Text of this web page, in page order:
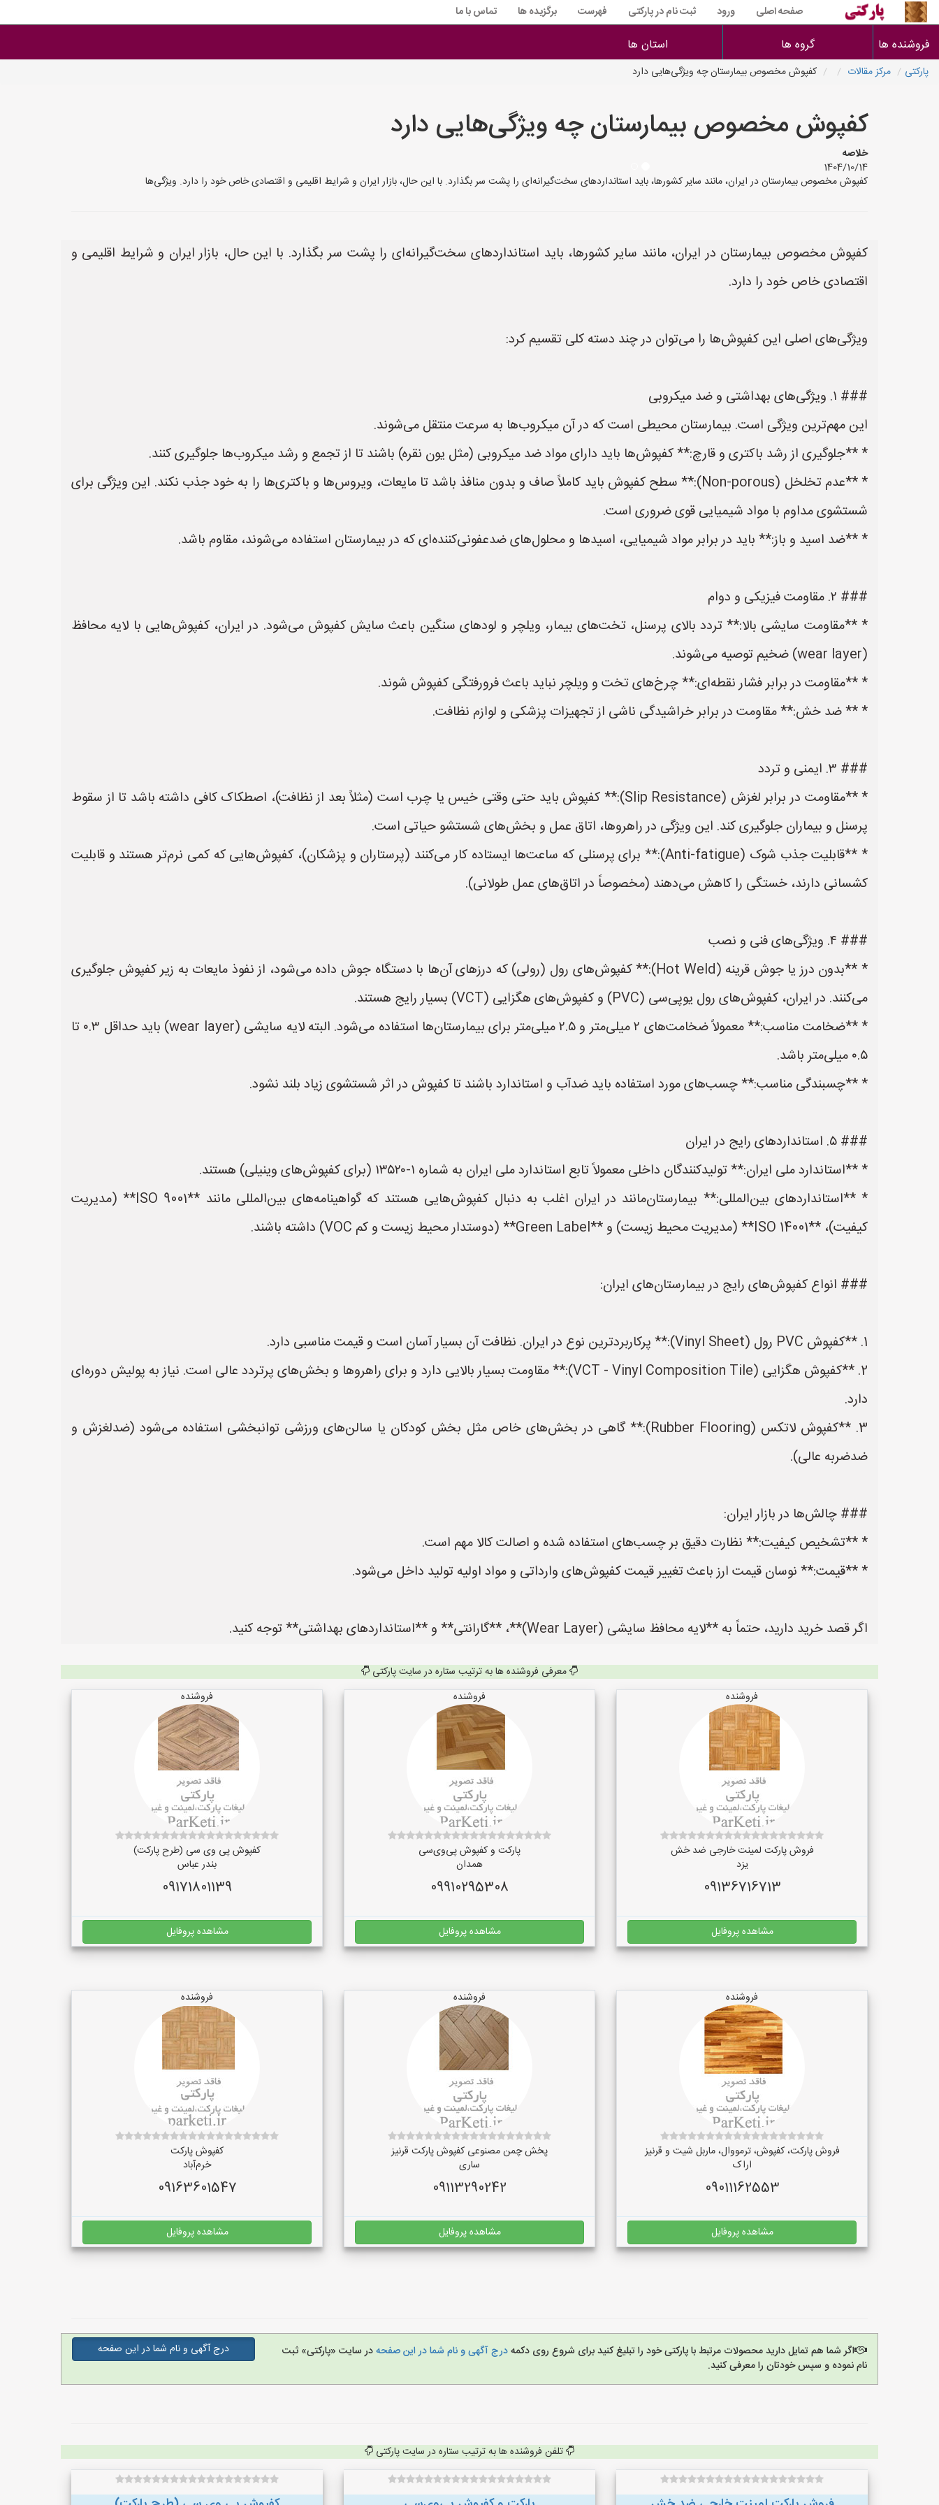
صفحه اصلی ورود ثبت نام در پارکتی فهرست برگزیده ها تماس با ما
فروشنده ها گروه ها استان ها
پارکتی مرکز مقالات کفپوش مخصوص بیمارستان چه ویژگی‌هایی دارد
کفپوش مخصوص بیمارستان چه ویژگی‌هایی دارد
خلاصه
1404/10/14
کفپوش مخصوص بیمارستان در ایران، مانند سایر کشورها، باید استانداردهای سخت‌گیرانه‌ای را پشت سر بگذارد. با این حال، بازار ایران و شرایط اقلیمی و اقتصادی خاص خود را دارد. ویژگی‌ها
کفپوش مخصوص بیمارستان در ایران، مانند سایر کشورها، باید استانداردهای سخت‌گیرانه‌ای را پشت سر بگذارد. با این حال، بازار ایران و شرایط اقلیمی و
اقتصادی خاص خود را دارد.
ویژگی‌های اصلی این کفپوش‌ها را می‌توان در چند دسته کلی تقسیم کرد:
### ۱. ویژگی‌های بهداشتی و ضد میکروبی
این مهم‌ترین ویژگی است. بیمارستان محیطی است که در آن میکروب‌ها به سرعت منتقل می‌شوند.
* **جلوگیری از رشد باکتری و قارچ:** کفپوش‌ها باید دارای مواد ضد میکروبی (مثل یون نقره) باشند تا از تجمع و رشد میکروب‌ها جلوگیری کنند.
* **عدم تخلخل (Non-porous):** سطح کفپوش باید کاملاً صاف و بدون منافذ باشد تا مایعات، ویروس‌ها و باکتری‌ها را به خود جذب نکند. این ویژگی برای
شستشوی مداوم با مواد شیمیایی قوی ضروری است.
* **ضد اسید و باز:** باید در برابر مواد شیمیایی، اسیدها و محلول‌های ضدعفونی‌کننده‌ای که در بیمارستان استفاده می‌شوند، مقاوم باشد.
### ۲. مقاومت فیزیکی و دوام
* **مقاومت سایشی بالا:** تردد بالای پرسنل، تخت‌های بیمار، ویلچر و لودهای سنگین باعث سایش کفپوش می‌شود. در ایران، کفپوش‌هایی با لایه محافظ
(wear layer) ضخیم توصیه می‌شوند.
* **مقاومت در برابر فشار نقطه‌ای:** چرخ‌های تخت و ویلچر نباید باعث فرورفتگی کفپوش شوند.
* ** ضد خش:** مقاومت در برابر خراشیدگی ناشی از تجهیزات پزشکی و لوازم نظافت.
### ۳. ایمنی و تردد
* **مقاومت در برابر لغزش (Slip Resistance):** کفپوش باید حتی وقتی خیس یا چرب است (مثلاً بعد از نظافت)، اصطکاک کافی داشته باشد تا از سقوط
پرسنل و بیماران جلوگیری کند. این ویژگی در راهروها، اتاق عمل و بخش‌های شستشو حیاتی است.
* **قابلیت جذب شوک (Anti-fatigue):** برای پرسنلی که ساعت‌ها ایستاده کار می‌کنند (پرستاران و پزشکان)، کفپوش‌هایی که کمی نرم‌تر هستند و قابلیت
کشسانی دارند، خستگی را کاهش می‌دهند (مخصوصاً در اتاق‌های عمل طولانی).
### ۴. ویژگی‌های فنی و نصب
* **بدون درز یا جوش قرینه (Hot Weld):** کفپوش‌های رول (رولی) که درزهای آن‌ها با دستگاه جوش داده می‌شود، از نفوذ مایعات به زیر کفپوش جلوگیری
می‌کنند. در ایران، کفپوش‌های رول یوپی‌سی (PVC) و کفپوش‌های هگزایی (VCT) بسیار رایج هستند.
* **ضخامت مناسب:** معمولاً ضخامت‌های ۲ میلی‌متر و ۲.۵ میلی‌متر برای بیمارستان‌ها استفاده می‌شود. البته لایه سایشی (wear layer) باید حداقل ۰.۳ تا
۰.۵ میلی‌متر باشد.
* **چسبندگی مناسب:** چسب‌های مورد استفاده باید ضدآب و استاندارد باشند تا کفپوش در اثر شستشوی زیاد بلند نشود.
### ۵. استانداردهای رایج در ایران
* **استاندارد ملی ایران:** تولیدکنندگان داخلی معمولاً تابع استاندارد ملی ایران به شماره ۱-۱۳۵۲۰ (برای کفپوش‌های وینیلی) هستند.
* **استانداردهای بین‌المللی:** بیمارستان‌مانند در ایران اغلب به دنبال کفپوش‌هایی هستند که گواهینامه‌های بین‌المللی مانند **ISO 9001** (مدیریت
کیفیت)، **ISO 14001** (مدیریت محیط زیست) و **Green Label** (دوستدار محیط زیست و کم‌ VOC) داشته باشند.
### انواع کفپوش‌های رایج در بیمارستان‌های ایران:
1. **کفپوش PVC رول (Vinyl Sheet):** پرکاربردترین نوع در ایران. نظافت آن بسیار آسان است و قیمت مناسبی دارد.
2. **کفپوش هگزایی (VCT - Vinyl Composition Tile):** مقاومت بسیار بالایی دارد و برای راهروها و بخش‌های پرتردد عالی است. نیاز به پولیش دوره‌ای
دارد.
3. **کفپوش لاتکس (Rubber Flooring):** گاهی در بخش‌های خاص مثل بخش کودکان یا سالن‌های ورزشی توانبخشی استفاده می‌شود (ضدلغزش و
ضدضربه عالی).
### چالش‌ها در بازار ایران:
* **تشخیص کیفیت:** نظارت دقیق بر چسب‌های استفاده شده و اصالت کالا مهم است.
* **قیمت:** نوسان قیمت ارز باعث تغییر قیمت کفپوش‌های وارداتی و مواد اولیه تولید داخل می‌شود.
اگر قصد خرید دارید، حتماً به **لایه محافظ سایشی (Wear Layer)**، **گارانتی** و **استانداردهای بهداشتی** توجه کنید.
معرفی فروشنده ها به ترتیب ستاره در سایت پارکتی
فروشنده
فروش پارکت لمینت خارجی ضد خش
یزد
09136716713
مشاهده پروفایل
فروشنده
پارکت و کفپوش پی‌وی‌سی
همدان
09910295308
مشاهده پروفایل
فروشنده
کفپوش پی وی سی (طرح پارکت)
بندر عباس
09171801139
مشاهده پروفایل
فروشنده
فروش پارکت، کفپوش، ترمووال، ماربل شیت و قرنیز
اراک
09011162553
مشاهده پروفایل
فروشنده
پخش چمن مصنوعی کفپوش پارکت قرنیز
ساری
09113290242
مشاهده پروفایل
فروشنده
کفپوش پارکت
خرم‌آباد
09163601547
مشاهده پروفایل
اگر شما هم تمایل دارید محصولات مرتبط با پارکتی خود را تبلیغ کنید برای شروع روی دکمهدرج آگهی و نام شما در این صفحهدر سایت «پارکتی» ثبت
نام نموده و سپس خودتان را معرفی کنید.
درج آگهی و نام شما در این صفحه
تلفن فروشنده ها به ترتیب ستاره در سایت پارکتی